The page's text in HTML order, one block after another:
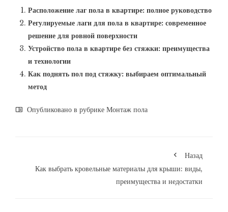
Расположение лаг пола в квартире: полное руководство
Регулируемые лаги для пола в квартире: современное
решение для ровной поверхности
Устройство пола в квартире без стяжки: преимущества
и технологии
Как поднять пол под стяжку: выбираем оптимальный
метод
Опубликовано в рубрике Монтаж пола
Назад
Как выбрать кровельные материалы для крыши: виды,
преимущества и недостатки